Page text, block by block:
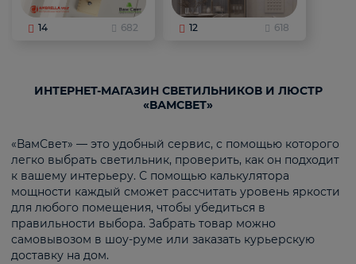
14 682 12 618
ИНТЕРНЕТ-МАГАЗИН СВЕТИЛЬНИКОВ И ЛЮСТР
«ВАМСВЕТ»
«ВамСвет» — это удобный сервис, с помощью которого
легко выбрать светильник, проверить, как он подходит
к вашему интерьеру. С помощью калькулятора
мощности каждый сможет рассчитать уровень яркости
для любого помещения, чтобы убедиться в
правильности выбора. Забрать товар можно
самовывозом в шоу-руме или заказать курьерскую
доставку на дом.